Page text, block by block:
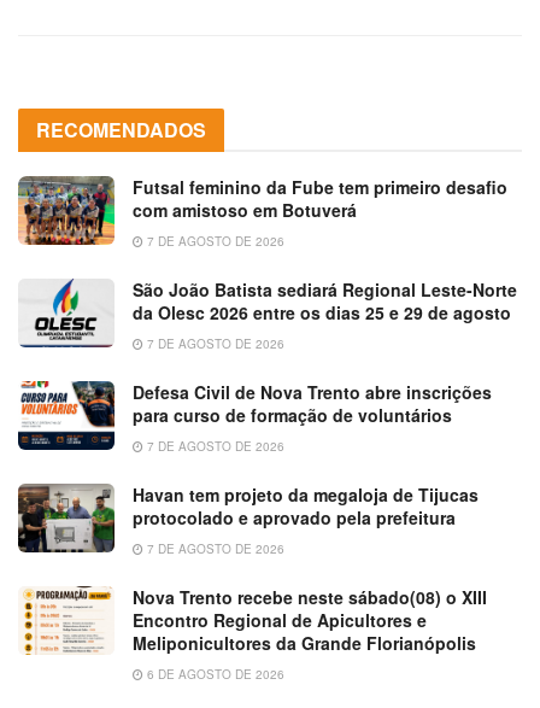
RECOMENDADOS
Futsal feminino da Fube tem primeiro desafio
com amistoso em Botuverá
7 DE AGOSTO DE 2026
São João Batista sediará Regional Leste-Norte
da Olesc 2026 entre os dias 25 e 29 de agosto
7 DE AGOSTO DE 2026
Defesa Civil de Nova Trento abre inscrições
para curso de formação de voluntários
7 DE AGOSTO DE 2026
Havan tem projeto da megaloja de Tijucas
protocolado e aprovado pela prefeitura
7 DE AGOSTO DE 2026
Nova Trento recebe neste sábado(08) o XIII
Encontro Regional de Apicultores e
Meliponicultores da Grande Florianópolis
6 DE AGOSTO DE 2026